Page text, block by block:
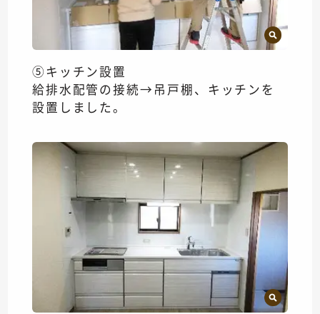
⑤キッチン設置
給排水配管の接続→吊戸棚、キッチンを
設置しました。